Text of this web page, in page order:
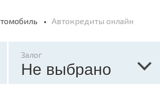
Автокредиты онлайн
Залог
Не выбрано